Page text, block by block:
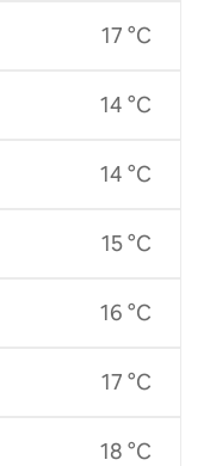
17 °C
14 °C
14 °C
15 °C
16 °C
17 °C
18 °C